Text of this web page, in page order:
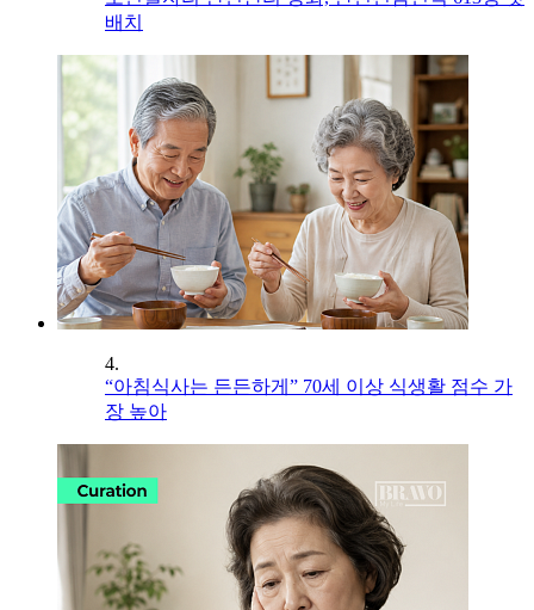
배치
4.
“아침식사는 든든하게” 70세 이상 식생활 점수 가
장 높아